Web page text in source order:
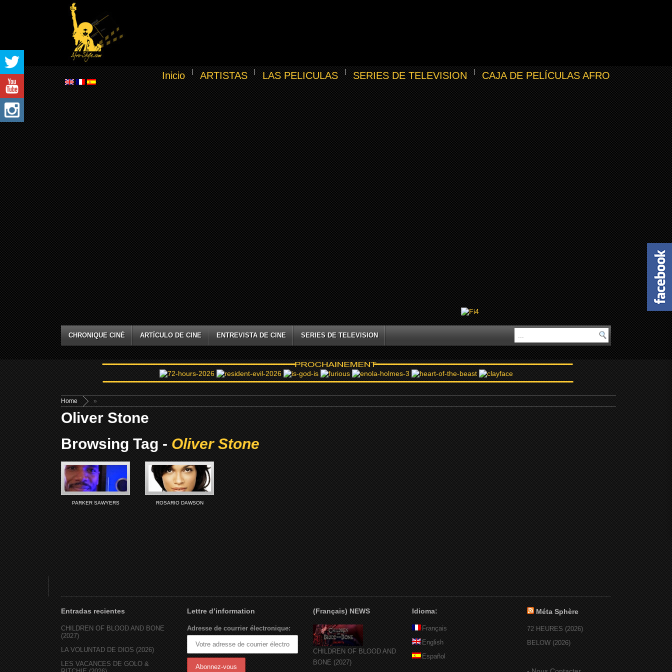
Inicio ARTISTAS LAS PELICULAS SERIES DE TELEVISION CAJA DE PELÍCULAS AFRO
CHRONIQUE CINÉ ARTÍCULO DE CINE ENTREVISTA DE CINE SERIES DE TELEVISION
Home »
Oliver Stone
Browsing Tag -Oliver Stone
PARKER SAWYERS ROSARIO DAWSON
Entradas recientes
CHILDREN OF BLOOD AND BONE
(2027)
LA VOLUNTAD DE DIOS (2026)
LES VACANCES DE GOLO &
Lettre d’information
Adresse de courrier électronique:
(Français) NEWS
CHILDREN OF BLOOD AND
BONE (2027)
Idioma:
Français
English
Español
Méta Sphère
72 HEURES (2026)
BELOW (2026)